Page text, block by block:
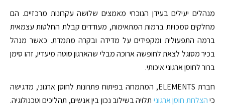
מנהלים יעילים בעידן הנוכחי מאמצים שלושה עקרונות מרכזיים. הם
מחלקים סמכויות ברמות המתאימות, מעודדים קבלת החלטות עצמאית
ברמה התפעולית ומקפידים על מדידה ובקרה מתמדת. כאשר מנהל
בכיר מסוגל לצאת לחופשה ארוכה מבלי שהארגון סוטה מיעדיו, זהו סימן
ברור לחוסן ארגוני איכותי.
חברת ELEMENTS, המתמחה בפיתוח פתרונות לחוסן ארגוני, מדגישה
כיהצלחת חוסן ארגוני תלויה בשילוב נכון בין אנשים, תהליכים וטכנולוגיה.